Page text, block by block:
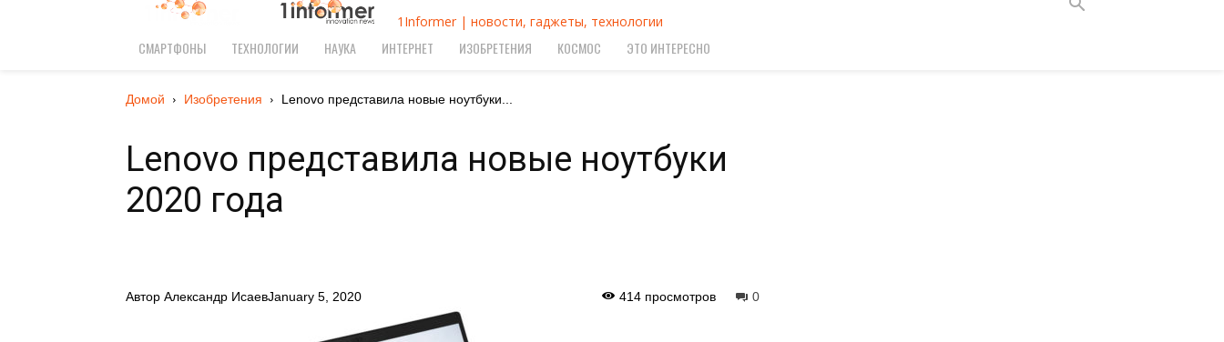
1Informer | новости, гаджеты, технологии
СМАРТФОНЫ ТЕХНОЛОГИИ НАУКА ИНТЕРНЕТ ИЗОБРЕТЕНИЯ КОСМОС ЭТО ИНТЕРЕСНО
Домой Изобретения Lenovo представила новые ноутбуки...
Lenovo представила новые ноутбуки
2020 года
Автор Александр ИсаевJanuary 5, 2020 0
414 просмотров